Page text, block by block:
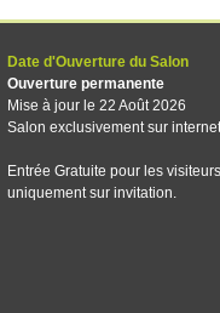
Date d'Ouverture du Salon
Ouverture permanente
Mise à jour le 22 Août 2026
Salon exclusivement sur internet
Entrée Gratuite pour les visiteurs
uniquement sur invitation.